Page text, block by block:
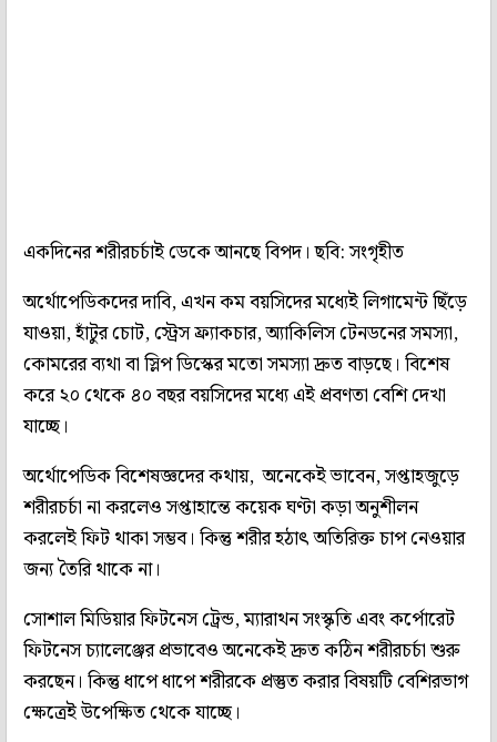
একদিনের শরীরচর্চাই ডেকে আনছে বিপদ। ছবি: সংগৃহীত
অর্থোপেডিকদের দাবি, এখন কম বয়সিদের মধ্যেই লিগামেন্ট ছিঁড়ে
যাওয়া, হাঁটুর চোট, স্ট্রেস ফ্র্যাকচার, অ্যাকিলিস টেনডনের সমস্যা,
কোমরের ব্যথা বা স্লিপ ডিস্কের মতো সমস্যা দ্রুত বাড়ছে। বিশেষ
করে ২০ থেকে ৪০ বছর বয়সিদের মধ্যে এই প্রবণতা বেশি দেখা
যাচ্ছে।
অর্থোপেডিক বিশেষজ্ঞদের কথায়, অনেকেই ভাবেন, সপ্তাহজুড়ে
শরীরচর্চা না করলেও সপ্তাহান্তে কয়েক ঘণ্টা কড়া অনুশীলন
করলেই ফিট থাকা সম্ভব। কিন্তু শরীর হঠাৎ অতিরিক্ত চাপ নেওয়ার
জন্য তৈরি থাকে না।
সোশাল মিডিয়ার ফিটনেস ট্রেন্ড, ম্যারাথন সংস্কৃতি এবং কর্পোরেট
ফিটনেস চ্যালেঞ্জের প্রভাবেও অনেকেই দ্রুত কঠিন শরীরচর্চা শুরু
করছেন। কিন্তু ধাপে ধাপে শরীরকে প্রস্তুত করার বিষয়টি বেশিরভাগ
ক্ষেত্রেই উপেক্ষিত থেকে যাচ্ছে।